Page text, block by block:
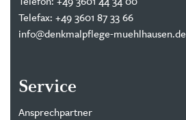
Telefax: +49 3601 87 33 66
info@denkmalpflege-muehlhausen.de
Service
Ansprechpartner